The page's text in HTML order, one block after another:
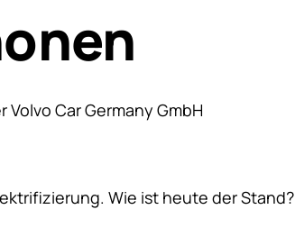
Car Germany GmbH
Wie ist heute der Stand?